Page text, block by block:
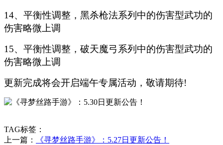
14、平衡性调整，黑杀枪法系列中的伤害型武功的
伤害略微上调
15、平衡性调整，破天魔弓系列中的伤害型武功的
伤害略微上调
更新完成将会开启端午专属活动，敬请期待!
TAG标签：
上一篇：
《寻梦丝路手游》：5.27日更新公告！